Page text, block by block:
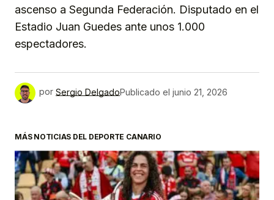
ascenso a Segunda Federación. Disputado en el
Estadio Juan Guedes ante unos 1.000
espectadores.
por Sergio DelgadoPublicado el junio 21, 2026
MÁS NOTICIAS DEL DEPORTE CANARIO